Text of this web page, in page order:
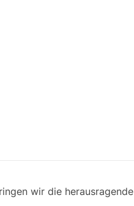
wir die herausragende